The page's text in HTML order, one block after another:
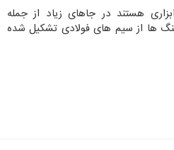
هستند در جاهای زیاد از جمله
ها از سیم های فولادی تشکیل شده